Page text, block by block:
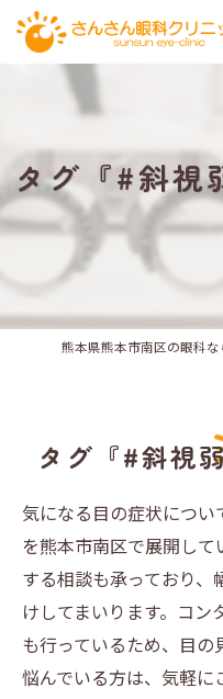
タグ『#斜視
熊本県熊本市南区の眼科
タグ『#斜視
気になる目の症状につ
を熊本市南区で展開し
する相談も承っており
けしてまいります。コ
も行っているため、目
悩んでいる方は、気軽に